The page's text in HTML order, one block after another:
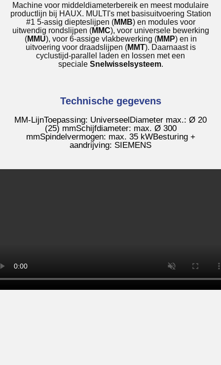
Machine voor middeldiameterbereik en meest modulaire
productlijn bij HAUX. MULTI's met basisuitvoering Station
#1 5-assig diepteslijpen (MMB) en modules voor
uitwendig rondslijpen (MMC), voor universele bewerking
(MMU), voor 6-assige vlakbewerking (MMP) en in
uitvoering voor draadslijpen (MMT). Daarnaast is
cyclustijd-parallel laden en lossen met een
speciale Snelwisselsysteem.
Technische gegevens
MM-LijnToepassing: UniverseelDiameter max.: Ø 20
(25) mmSchijfdiameter: max. Ø 300
mmSpindelvermogen: max. 35 kWBesturing +
aandrijving: SIEMENS